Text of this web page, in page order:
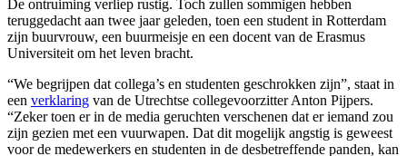
De ontruiming verliep rustig. Toch zullen sommigen hebben
teruggedacht aan twee jaar geleden, toen een student in Rotterdam
zijn buurvrouw, een buurmeisje en een docent van de Erasmus
Universiteit om het leven bracht.
“We begrijpen dat collega’s en studenten geschrokken zijn”, staat in
een verklaring van de Utrechtse collegevoorzitter Anton Pijpers.
“Zeker toen er in de media geruchten verschenen dat er iemand zou
zijn gezien met een vuurwapen. Dat dit mogelijk angstig is geweest
voor de medewerkers en studenten in de desbetreffende panden, kan